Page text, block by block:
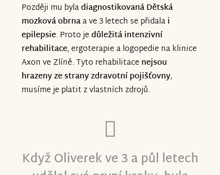
Později mu byladiagnostikovaná Dětská
mozková obrnaa ve 3 letech se přidalai
epilepsie. Proto jedůležitá intenzivní
rehabilitace, ergoterapie a logopedie na klinice
Axon ve Zlíně. Tyto rehabilitace nejsou
hrazeny ze strany zdravotní pojišťovny,
musíme je platit z vlastních zdrojů.
Když Oliverek ve 3 a půl letech